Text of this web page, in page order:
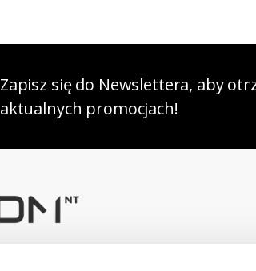
Zapisz się do Newslettera, aby
aktualnych promocjach!